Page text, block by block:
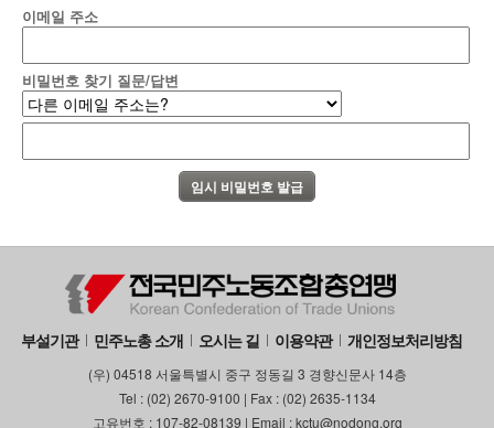
이메일 주소
비밀번호 찾기 질문/답변
부설기관 민주노총 소개 오시는 길 이용약관 개인정보처리방침
(우) 04518 서울특별시 중구 정동길 3 경향신문사 14층
Tel : (02) 2670-9100 | Fax : (02) 2635-1134
고유번호 : 107-82-08139 | Email : kctu@nodong.org